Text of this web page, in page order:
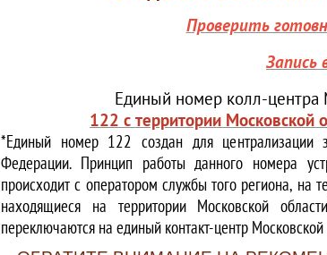
Проверить
Единый номер колл-
122 с территории Московской
*Единый номер 122 создан для централизации
Федерации. Принцип работы данного номера
происходит с оператором службы того региона, на
находящиеся на территории Московской
переключаются на единый контакт-центр Московской